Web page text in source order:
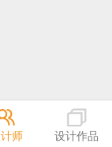
师 设计作品